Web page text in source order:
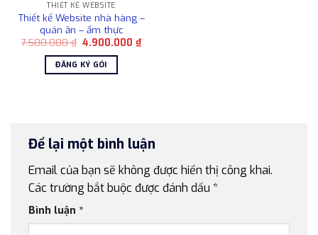
THIẾT KẾ WEBSITE
Thiết kế Website nhà hàng –
quán ăn – ẩm thực
7.500.000₫ Giá
là:
7.500.000 ₫.
4.900.000₫Giá
hiện
ĐĂNG KÝ GÓI
Để lại một bình luận
Email của bạn sẽ không được hiển thị công khai.
Các trường bắt buộc được đánh dấu *
Bình luận *